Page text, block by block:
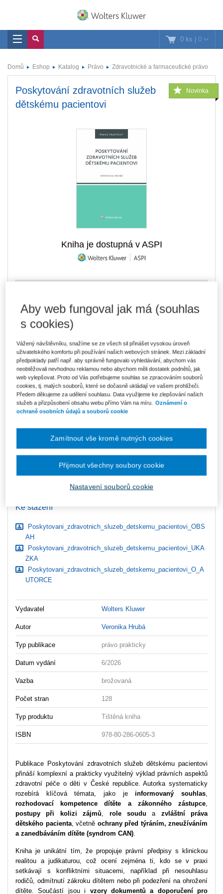
0 ks | 0
Domů Eshop Katalog Právo Zdravotnické a farmaceutické právo
Novinka
Poskytování zdravotních služeb
dětskému pacientovi
Kniha je dostupná v ASPI
DMOC 339 Kč
E-kniha Smarteca + soubory ke stažení
V prodeji - ihned k dispozici
Co je Smarteca?
Kde najdu soubory e-knih?
412 Kč
Ušetříte 216 Kč
DMOC 628 Kč
Balíček - Tištěná kniha + E-kniha
Smarteca + soubory ke stažení
Skladem- expedice do 2 pracovních dnů
Co je Smarteca?
Upozorňujeme, že v období od 1.8. do 21.8. z technických
důvodů nemůžeme vystavovat daňové doklady. Budou vám
ks Vložit do košíku
Ke stažení
Poskytovani_zdravotnich_sluzeb_detskemu_pacientovi_OBS
AH
Poskytovani_zdravotnich_sluzeb_detskemu_pacientovi_UKA
ZKA
Poskytovani_zdravotnich_sluzeb_detskemu_pacientovi_O_A
UTORCE
Vydavatel Wolters Kluwer
Autor Veronika Hrubá
Typ publikace právo prakticky
Datum vydání 6/2026
Vazba brožovaná
Počet stran 128
Typ produktu Tištěná kniha
ISBN 978-80-286-0605-3
Publikace Poskytování zdravotních služeb dětskému pacientovi
přináší komplexní a prakticky využitelný výklad právních aspektů
zdravotní péče o děti v České republice. Autorka systematicky
rozebírá klíčová témata, jako jeinformovaný souhlas
rozhodovací kompetence dítěte a zákonného zástupce
postupy při
kolizi zájmů role soudu a zvláštní práva
dětského pacienta, včetně ochrany před týráním, zneužíváním
a zanedbáváním dítěte (syndrom CAN)
Kniha je unikátní tím, že propojuje právní předpisy s klinickou
realitou a judikaturou, což ocení zejména ti, kdo se v praxi
setkávají s konfliktními situacemi, například při nesouhlasu
rodičů, odmítnutí zákroku dítětem nebo při podezření na ohrožení
dítěte. Součástí jsou i vzory dokumentů a doporučení pro
Aby web fungoval jak má (souhlas
s cookies)
Vážený návštěvníku, snažíme se ze všech sil přinášet vysokou úroveň
uživatelského komfortu při používání našich webových stránek. Mezi základní
předpoklady patří např. aby správně fungovalo vyhledávání, abychom vás
neobtěžovali nevhodnou reklamou nebo abychom měli dostatek podnětů, jak
web vylepšovat. Proto od Vás potřebujeme souhlas se zpracováním souborů
cookies, tj. malých souborů, které se dočasně ukládají ve vašem prohlížeči.
Předem děkujeme za udělení souhlasu. Data využijeme ke zlepšování našich
služeb a přizpůsobení obsahu webu přímo Vám na míru.
Oznámení o
ochraně osobních údajů a souborů cookie
Nastavení souborů cookie
Zamítnout vše kromě nutných cookies
Přijmout všechny soubory cookie